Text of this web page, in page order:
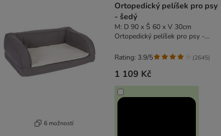
6 možností
Ortopedický pelíšek pro psy
- šedý
M: D 90 x Š 60 x V 30cm
Ortopedický pelíšek pro psy -
1 109 Kč
Rating: 3.9/5 (2645)